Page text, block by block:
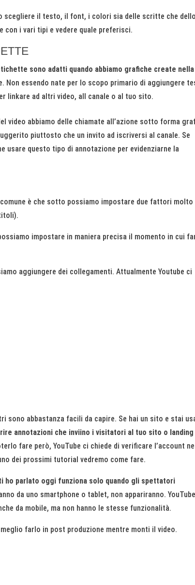
scegliere il testo, il font, i colori sia delle scritte che
con i vari tipi e vedere quale preferisci.
sono adatti quando abbiamo grafiche create nella
Non essendo nate per lo scopo primario di aggiungere
linkare ad altri video, all canale o al tuo sito.
video abbiamo delle chiamate all’azione sotto forma
piuttosto che un invito ad iscriversi al canale. Se
usare questo tipo di annotazione per evidenziarne la
è che sotto possiamo impostare due fattori molto
impostare in maniera precisa il momento in cui
aggiungere dei collegamenti. Attualmente Youtube ci
sono abbastanza facili da capire. Se hai un sito e stai
annotazioni che inviino i visitatori al tuo sito o landing
fare però, YouTube ci chiede di verificare l’account
dei prossimi tutorial vedremo come fare.
ho parlato oggi funziona solo quando gli spettatori
da uno smartphone o tablet, non appariranno.
da mobile, ma non hanno le stesse funzionalità.
farlo in post produzione mentre monti il video.